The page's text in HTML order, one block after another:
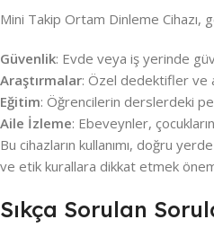
Mini Takip Ortam Dinleme Cihazı,
Güvenlik: Evde veya iş yerinde
Araştırmalar: Özel dedektifler ve
Eğitim: Öğrencilerin derslerdeki
Aile İzleme: Ebeveynler,
Bu cihazların kullanımı, doğru
ve etik kurallara dikkat etmek
Sıkça Sorulan